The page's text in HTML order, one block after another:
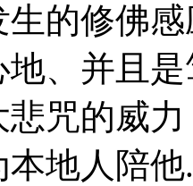
生的修佛
地、并且
悲咒的威
本地人陪他